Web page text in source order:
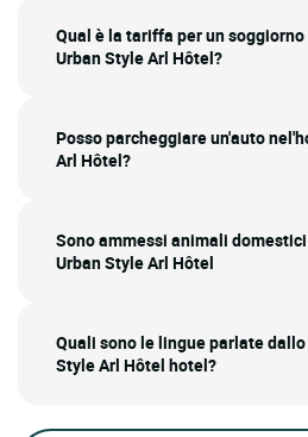
Qual è la tariffa per un
Urban Style Arl Hôtel?
Posso parcheggiare un'auto
Arl Hôtel?
Sono ammessi animali
Urban Style Arl Hôtel
Quali sono le lingue parlate
Style Arl Hôtel hotel?